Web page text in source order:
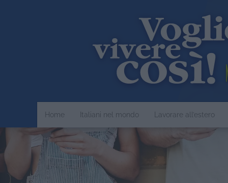
Home Italiani nel mondo Lavorare all’estero